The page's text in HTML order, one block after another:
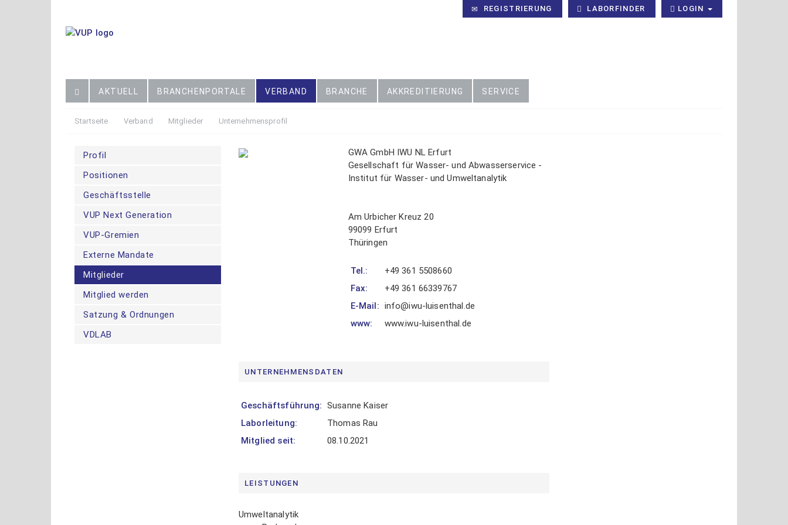
AKTUELL BRANCHENPORTALE VERBAND BRANCHE AKKREDITIERUNG SERVICE
REGISTRIERUNG LABORFINDER LOGIN
Startseite Verband Mitglieder Unternehmensprofil
Profil
Positionen
Geschäftsstelle
VUP Next Generation
VUP-Gremien
Externe Mandate
Mitglieder
Mitglied werden
Satzung & Ordnungen
VDLAB
GWA GmbH IWU NL Erfurt
Gesellschaft für Wasser- und Abwasserservice -
Institut für Wasser- und Umweltanalytik
Am Urbicher Kreuz 20
99099 Erfurt
Thüringen
Tel.:
+49 361 5508660
Fax:
+49 361 66339767
E-Mail: info@iwu-luisenthal.de
www:
www.iwu-luisenthal.de
UNTERNEHMENSDATEN
Geschäftsführung: Susanne Kaiser
Laborleitung:
Thomas Rau
Mitglied seit:
08.10.2021
LEISTUNGEN
Umweltanalytik
Dieser Bereich ist unseren Mitgliedern
vorbehalten. Noch kein Mitglied? Erfahren Sie